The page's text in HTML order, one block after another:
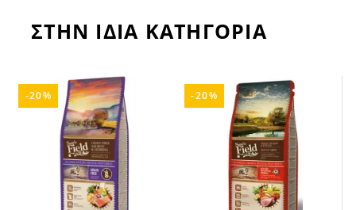
ΣΤΗΝ ΙΔΙΑ ΚΑΤΗΓΟΡΙΑ
-20% -20%